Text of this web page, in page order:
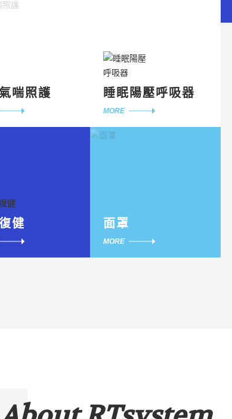
喘照護 睡眠陽壓呼吸器
MORE
健 面罩
MORE